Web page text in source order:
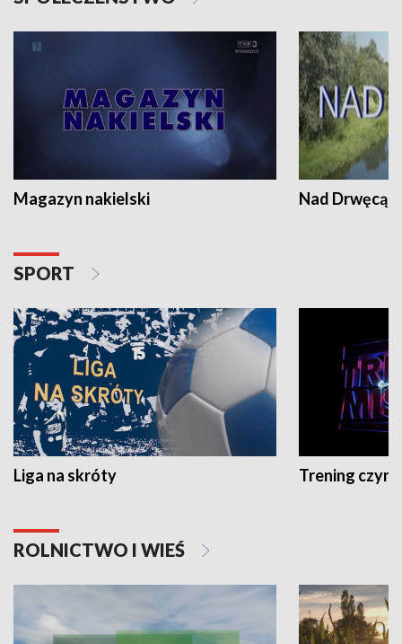
Magazyn nakielski Nad Drwęcą
SPORT
Liga na skróty Trening czyni
ROLNICTWO I WIEŚ